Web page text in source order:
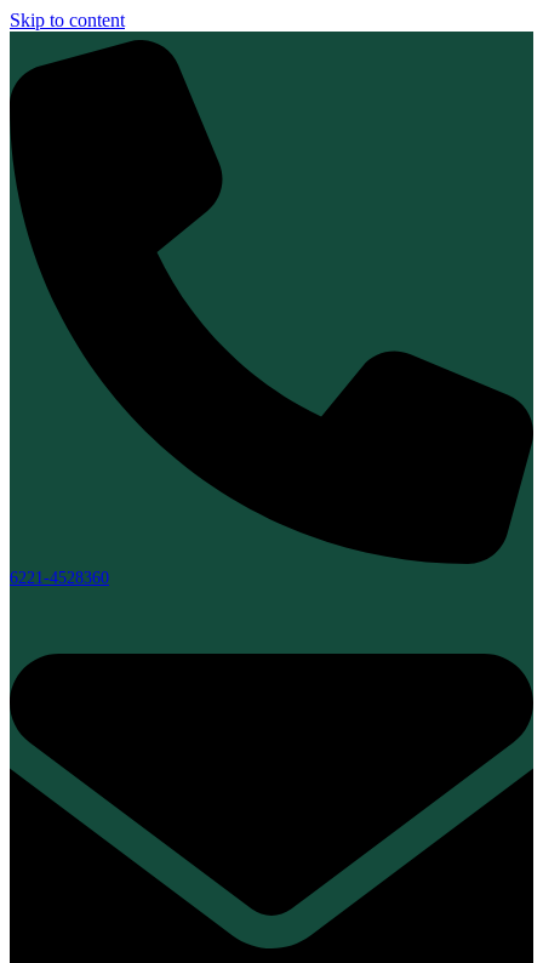
Skip to content
6221-4528360